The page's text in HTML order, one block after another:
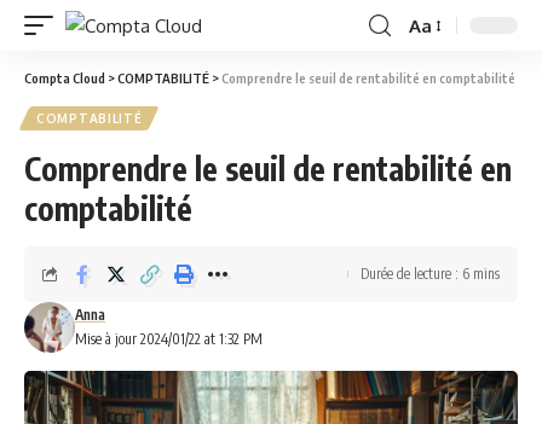
Aa
Compta Cloud >COMPTABILITÉ >Comprendre le seuil de rentabilité en comptabilité
COMPTABILITÉ
Comprendre le seuil de rentabilité en
comptabilité
Mise à jour 2024/01/22 at 1:32 PM
Anna
Durée de lecture : 6 mins